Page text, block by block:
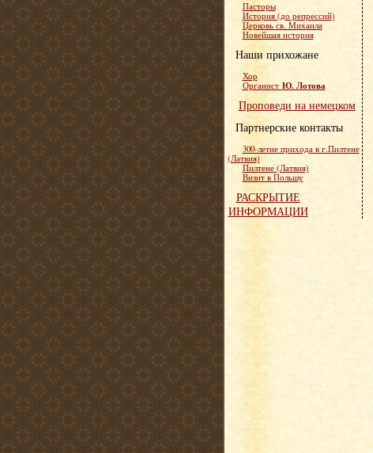
Пасторы
История (до репрессий)
Церковь св. Михаила
Новейшая история
Наши прихожане
Хор
Органист Ю. Лотова
Проповеди на немецком
Партнерские контакты
300-летие прихода в г.Пилтене
(Латвия)
Пилтене (Латвия)
Визит в Польшу
РАСКРЫТИЕ
ИНФОРМАЦИИ